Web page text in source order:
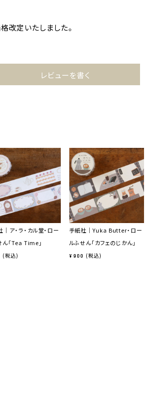
定いたしました。
レビューを書く
｜ア・ラ・カル堂・ロー
ん「Tea Time」
税込
手紙社｜Yuka Butter・ロー
ルふせん「カフェのじかん」
¥ 900 税込